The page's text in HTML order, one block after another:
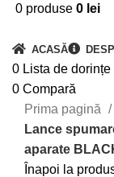
0 produse 0 lei
ACASĂ
0 Lista de dorințe
0 Compară
Prima pagină
Lance
aparate
Înapoi la